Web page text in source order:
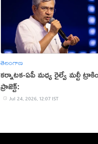
తెలంగాణ
కర్నాటక-ఏపీ మధ్య రైల్వే మల్టీ
ప్రాజెక్ట్:
Jul 24, 2026, 12:07 IST